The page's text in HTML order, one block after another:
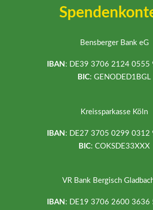
Bensberger Bank eG
IBAN : DE39 3706 2124 0555
BIC: GENODED1BGL
Kreissparkasse Köln
IBAN : DE27 3705 0299 0312
BIC: COKSDE33XXX
VR Bank Bergisch
IBAN : DE19 3706 2600 3636